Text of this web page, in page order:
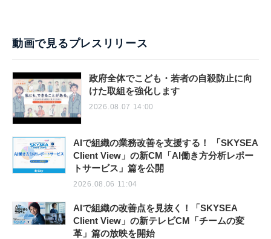
動画で見るプレスリリース
政府全体でこども・若者の自殺防止に向
けた取組を強化します
2026.08.07 14:00
AIで組織の業務改善を支援する！ 「SKYSEA
Client View」の新CM「AI働き方分析レポー
トサービス」篇を公開
2026.08.06 11:04
AIで組織の改善点を見抜く！「SKYSEA
Client View」の新テレビCM「チームの変
革」篇の放映を開始